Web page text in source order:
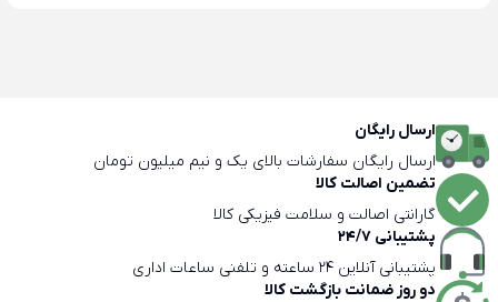
ارسال رایگان
ارسال رایگان سفارشات بالای یک و نیم میلیون تومان
تضمین اصالت کالا
گارانتی اصالت و سلامت فیزیکی کالا
پشتیبانی 24/7
پشتیبانی آنلاین 24 ساعته و تلفنی ساعات اداری
دو روز ضمانت بازگشت کالا